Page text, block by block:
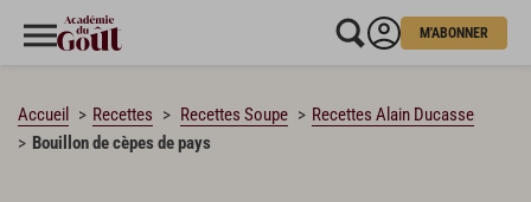
M'ABONNER
Accueil Recettes Recettes Soupe
Recettes Alain Ducasse
Bouillon de cèpes de pays
CHARGEMENT…